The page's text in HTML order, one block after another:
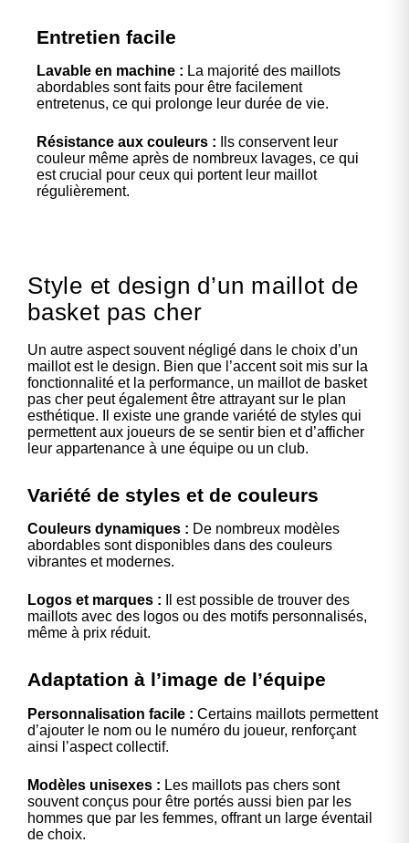
Entretien facile
Lavable en machine : La majorité des maillots
abordables sont faits pour être facilement
entretenus, ce qui prolonge leur durée de vie.
Résistance aux couleurs : Ils conservent leur
couleur même après de nombreux lavages, ce qui
est crucial pour ceux qui portent leur maillot
régulièrement.
Style et design d’un maillot de
basket pas cher
Un autre aspect souvent négligé dans le choix d’un
maillot est le design. Bien que l’accent soit mis sur la
fonctionnalité et la performance, un maillot de basket
pas cher peut également être attrayant sur le plan
esthétique. Il existe une grande variété de styles qui
permettent aux joueurs de se sentir bien et d’afficher
leur appartenance à une équipe ou un club.
Variété de styles et de couleurs
Couleurs dynamiques : De nombreux modèles
abordables sont disponibles dans des couleurs
vibrantes et modernes.
Logos et marques : Il est possible de trouver des
maillots avec des logos ou des motifs personnalisés,
même à prix réduit.
Adaptation à l’image de l’équipe
Personnalisation facile : Certains maillots permettent
d’ajouter le nom ou le numéro du joueur, renforçant
ainsi l’aspect collectif.
Modèles unisexes : Les maillots pas chers sont
souvent conçus pour être portés aussi bien par les
hommes que par les femmes, offrant un large éventail
de choix.